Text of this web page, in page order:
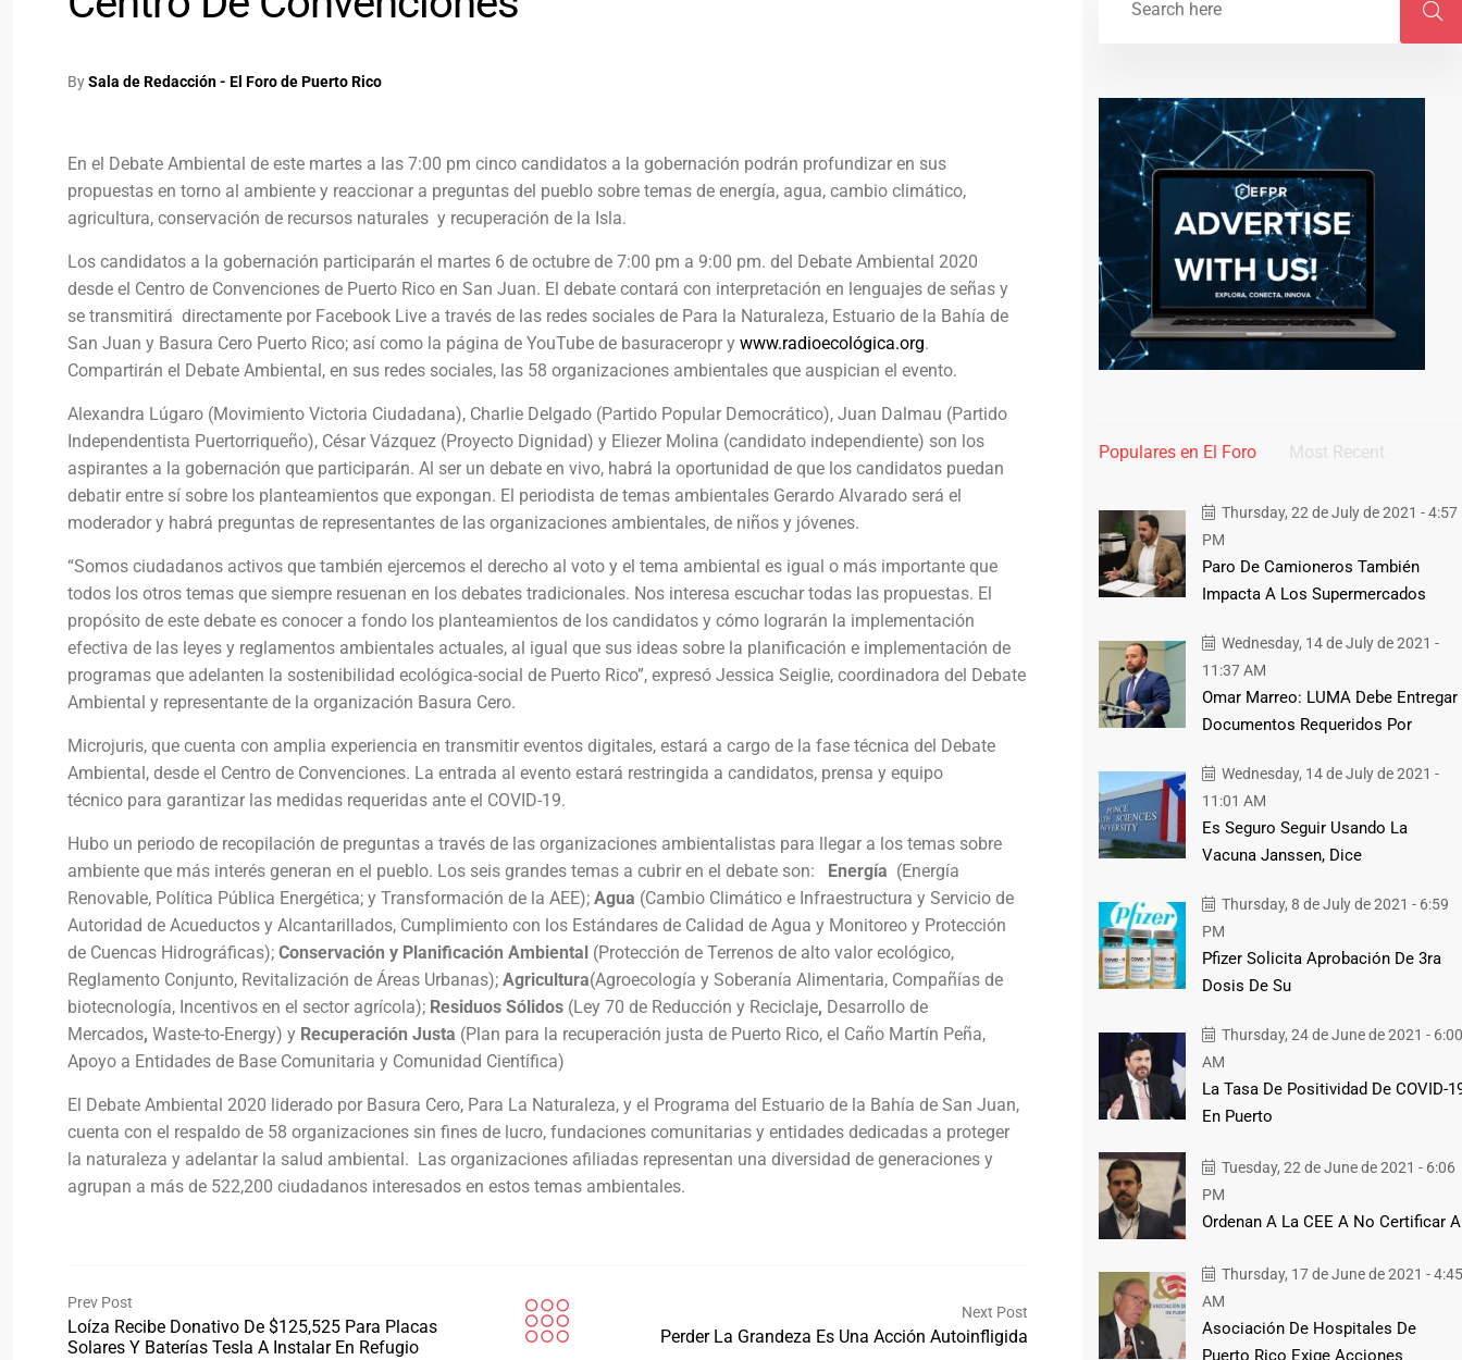
BySala de Redacción - El Foro de Puerto Rico
En el Debate Ambiental de este martes a las 7:00 pm cinco candidatos a la gobernación podrán profundizar en sus
propuestas en torno al ambiente y reaccionar a preguntas del pueblo sobre temas de energía, agua, cambio climático,
agricultura, conservación de recursos naturales y recuperación de la Isla.
Los candidatos a la gobernación participarán el martes 6 de octubre de 7:00 pm a 9:00 pm. del Debate Ambiental 2020
desde el Centro de Convenciones de Puerto Rico en San Juan. El debate contará con interpretación en lenguajes de señas y
se transmitirá directamente por Facebook Live a través de las redes sociales de Para la Naturaleza, Estuario de la Bahía de
San Juan y Basura Cero Puerto Rico; así como la página de YouTube de basuraceropr y www.radioecológica.org.
Compartirán el Debate Ambiental, en sus redes sociales, las 58 organizaciones ambientales que auspician el evento.
Alexandra Lúgaro (Movimiento Victoria Ciudadana), Charlie Delgado (Partido Popular Democrático), Juan Dalmau (Partido
Independentista Puertorriqueño), César Vázquez (Proyecto Dignidad) y Eliezer Molina (candidato independiente) son los
aspirantes a la gobernación que participarán. Al ser un debate en vivo, habrá la oportunidad de que los candidatos puedan
debatir entre sí sobre los planteamientos que expongan. El periodista de temas ambientales Gerardo Alvarado será el
moderador y habrá preguntas de representantes de las organizaciones ambientales, de niños y jóvenes.
“Somos ciudadanos activos que también ejercemos el derecho al voto y el tema ambiental es igual o más importante que
todos los otros temas que siempre resuenan en los debates tradicionales. Nos interesa escuchar todas las propuestas. El
propósito de este debate es conocer a fondo los planteamientos de los candidatos y cómo lograrán la implementación
efectiva de las leyes y reglamentos ambientales actuales, al igual que sus ideas sobre la planificación e implementación de
programas que adelanten la sostenibilidad ecológica-social de Puerto Rico”, expresó Jessica Seiglie, coordinadora del Debate
Ambiental y representante de la organización Basura Cero.
Microjuris, que cuenta con amplia experiencia en transmitir eventos digitales, estará a cargo de la fase técnica del Debate
Ambiental, desde el Centro de Convenciones. La entrada al evento estará restringida a candidatos, prensa y equipo
técnico para garantizar las medidas requeridas ante el COVID-19.
Hubo un periodo de recopilación de preguntas a través de las organizaciones ambientalistas para llegar a los temas sobre
ambiente que más interés generan en el pueblo. Los seis grandes temas a cubrir en el debate son:
Energía (Energía
Renovable, Política Pública Energética; y Transformación de la AEE); Agua (Cambio Climático e Infraestructura y Servicio de
Autoridad de Acueductos y Alcantarillados, Cumplimiento con los Estándares de Calidad de Agua y Monitoreo y Protección
de Cuencas Hidrográficas); Conservación y Planificación Ambiental (Protección de Terrenos de alto valor ecológico,
Reglamento Conjunto, Revitalización de Áreas Urbanas); Agricultura(Agroecología y Soberanía Alimentaria, Compañías de
biotecnología, Incentivos en el sector agrícola); Residuos Sólidos (Ley 70 de Reducción y Reciclaje, Desarrollo de
Mercados, Waste-to-Energy) y Recuperación Justa (Plan para la recuperación justa de Puerto Rico, el Caño Martín Peña,
Apoyo a Entidades de Base Comunitaria y Comunidad Científica)
El Debate Ambiental 2020 liderado por Basura Cero, Para La Naturaleza, y el Programa del Estuario de la Bahía de San Juan,
cuenta con el respaldo de 58 organizaciones sin fines de lucro, fundaciones comunitarias y entidades dedicadas a proteger
la naturaleza y adelantar la salud ambiental. Las organizaciones afiliadas representan una diversidad de generaciones y
agrupan a más de 522,200 ciudadanos interesados en estos temas ambientales.
Prev Post
Loíza Recibe Donativo De $125,525 Para Placas
Solares Y Baterías Tesla A Instalar En Refugio
Next Post
Perder La Grandeza Es Una Acción Autoinfligida
Populares en El Foro Most Recent
Thursday, 22 de July de 2021 - 4:57
PM
Paro De Camioneros También
Impacta A Los Supermercados
Wednesday, 14 de July de 2021 -
11:37 AM
Omar Marreo: LUMA Debe Entregar
Documentos Requeridos Por
Wednesday, 14 de July de 2021 -
11:01 AM
Es Seguro Seguir Usando La
Vacuna Janssen, Dice
Thursday, 8 de July de 2021 - 6:59
PM
Pfizer Solicita Aprobación De 3ra
Dosis De Su
Thursday, 24 de June de 2021 - 6:00
AM
La Tasa De Positividad De COVID-
En Puerto
Tuesday, 22 de June de 2021 - 6:06
PM
Ordenan A La CEE A No Certificar A
Thursday, 17 de June de 2021 - 4:45
AM
Asociación De Hospitales De
Puerto Rico Exige Acciones